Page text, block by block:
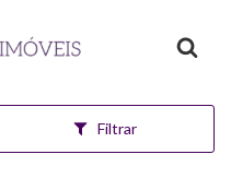
Filtrar